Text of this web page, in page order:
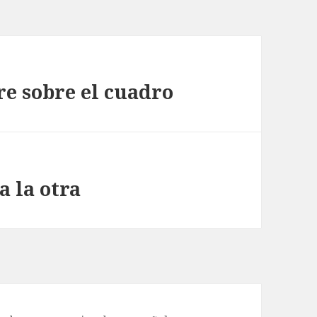
sobre el cuadro
la otra